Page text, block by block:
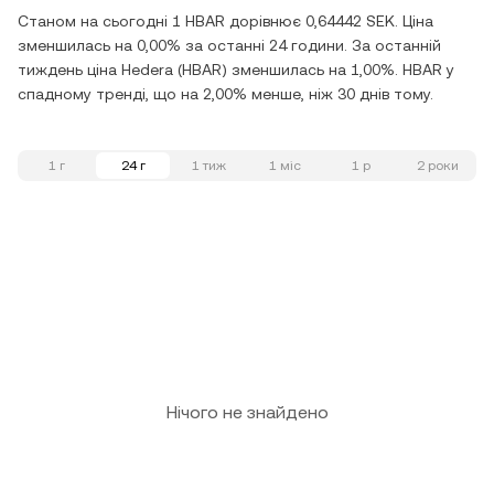
Станом на сьогодні 1 HBAR дорівнює 0,64442 SEK. Ціна
зменшилась на 0,00% за останні 24 години. За останній
тиждень ціна Hedera (HBAR) зменшилась на 1,00%. HBAR у
спадному тренді, що на 2,00% менше, ніж 30 днів тому.
1 г 24 г 1 тиж 1 міс 1 р 2 роки
Нічого не знайдено